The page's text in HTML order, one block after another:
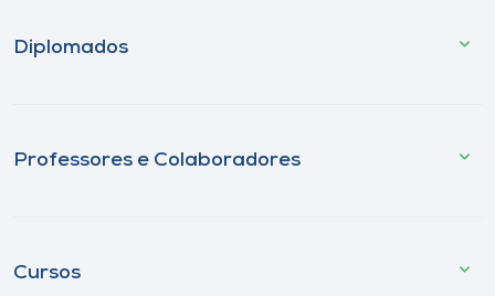
Diplomados
Professores e Colaboradores
Cursos